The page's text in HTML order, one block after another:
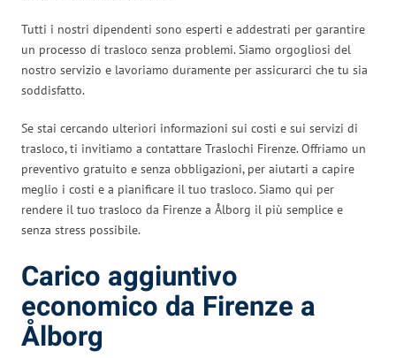
Tutti i nostri dipendenti sono esperti e addestrati per garantire
un processo di trasloco senza problemi. Siamo orgogliosi del
nostro servizio e lavoriamo duramente per assicurarci che tu sia
soddisfatto.
Se stai cercando ulteriori informazioni sui costi e sui servizi di
trasloco, ti invitiamo a contattare Traslochi Firenze. Offriamo un
preventivo gratuito e senza obbligazioni, per aiutarti a capire
meglio i costi e a pianificare il tuo trasloco. Siamo qui per
rendere il tuo trasloco da Firenze a Ålborg il più semplice e
senza stress possibile.
Carico aggiuntivo
economico da Firenze a
Ålborg